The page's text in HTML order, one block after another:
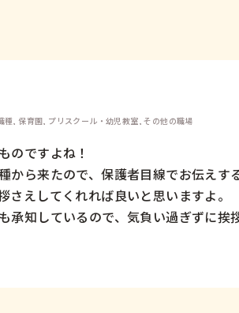
種, 保育園, プリスクール・幼児教室, その他の職場
のですよね！
から来たので、保護者目線でお伝えす
さえしてくれれば良いと思いますよ。
承知しているので、気負い過ぎずに挨